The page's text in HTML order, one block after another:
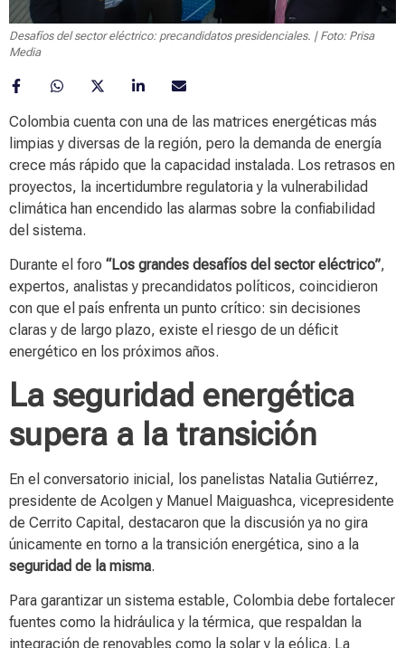
Desafíos del sector eléctrico: precandidatos presidenciales. | Foto: Prisa
Media
Colombia cuenta con una de las matrices energéticas más
limpias y diversas de la región, pero la demanda de energía
crece más rápido que la capacidad instalada. Los retrasos en
proyectos, la incertidumbre regulatoria y la vulnerabilidad
climática han encendido las alarmas sobre la confiabilidad
del sistema.
Durante el foro “Los grandes desafíos del sector eléctrico”,
expertos, analistas y precandidatos políticos, coincidieron
con que el país enfrenta un punto crítico: sin decisiones
claras y de largo plazo, existe el riesgo de un déficit
energético en los próximos años.
La seguridad energética
supera a la transición
En el conversatorio inicial, los panelistas Natalia Gutiérrez,
presidente de Acolgen y Manuel Maiguashca, vicepresidente
de Cerrito Capital, destacaron que la discusión ya no gira
únicamente en torno a la transición energética, sino a la
seguridad de la misma.
Para garantizar un sistema estable, Colombia debe fortalecer
fuentes como la hidráulica y la térmica, que respaldan la
integración de renovables como la solar y la eólica. La